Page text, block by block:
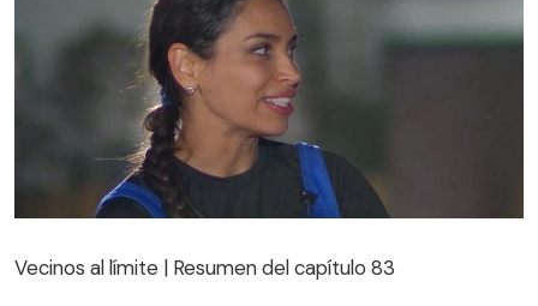
Vecinos al límite | Resumen del capítulo 83